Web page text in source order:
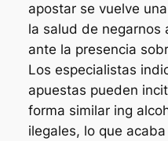
apostar se vuelve
la salud de negarnos
ante la presencia
Los especialistas
apuestas pueden
forma similar ing
ilegales, lo que